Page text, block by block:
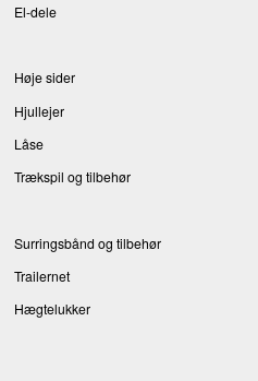
El-dele
Høje sider
Hjullejer
Låse
Trækspil og tilbehør
Surringsbånd og tilbehør
Trailernet
Hægtelukker